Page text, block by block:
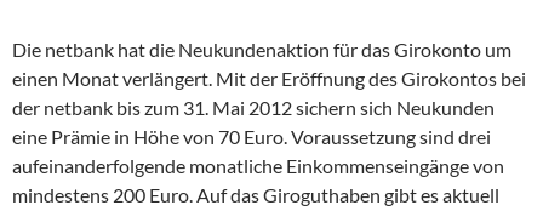
Die netbank hat die Neukundenaktion für das Girokonto um
einen Monat verlängert. Mit der Eröffnung des Girokontos bei
der netbank bis zum 31. Mai 2012 sichern sich Neukunden
eine Prämie in Höhe von 70 Euro.Voraussetzung sind drei
aufeinanderfolgende monatliche Einkommenseingänge von
mindestens 200 Euro. Auf das Giroguthaben gibt es aktuell